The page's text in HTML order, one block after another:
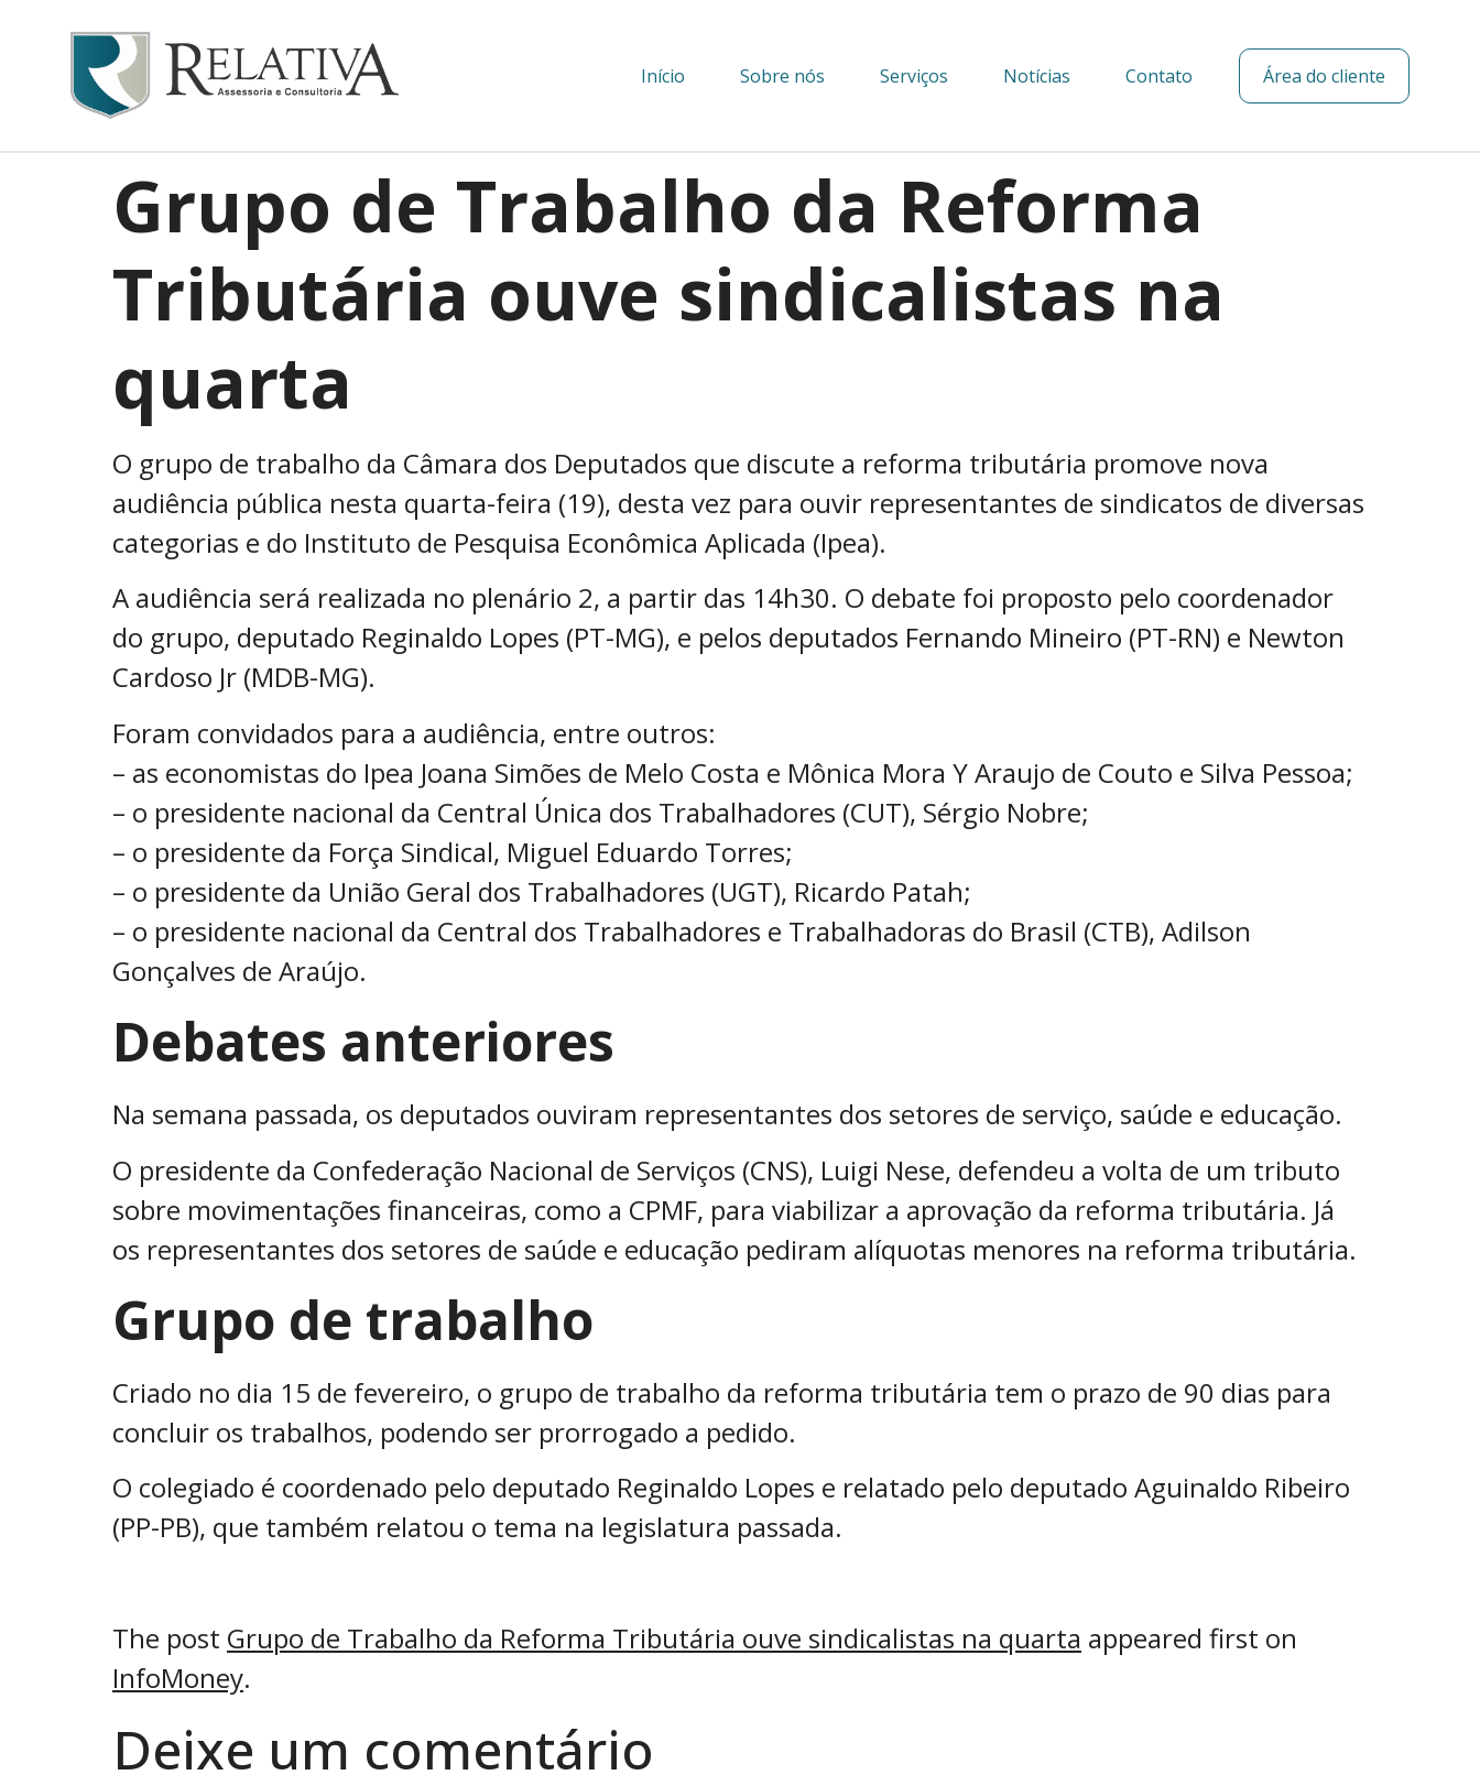
Área do cliente
Início Sobre nós Serviços Notícias Contato
Grupo de Trabalho da Reforma
Tributária ouve sindicalistas na
quarta
O grupo de trabalho da Câmara dos Deputados que discute a reforma tributária promove nova
audiência pública nesta quarta-feira (19), desta vez para ouvir representantes de sindicatos de diversas
categorias e do Instituto de Pesquisa Econômica Aplicada (Ipea).
A audiência será realizada no plenário 2, a partir das 14h30. O debate foi proposto pelo coordenador
do grupo, deputado Reginaldo Lopes (PT-MG), e pelos deputados Fernando Mineiro (PT-RN) e Newton
Cardoso Jr (MDB-MG).
Foram convidados para a audiência, entre outros:
– as economistas do Ipea Joana Simões de Melo Costa e Mônica Mora Y Araujo de Couto e Silva Pessoa;
– o presidente nacional da Central Única dos Trabalhadores (CUT), Sérgio Nobre;
– o presidente da Força Sindical, Miguel Eduardo Torres;
– o presidente da União Geral dos Trabalhadores (UGT), Ricardo Patah;
– o presidente nacional da Central dos Trabalhadores e Trabalhadoras do Brasil (CTB), Adilson
Gonçalves de Araújo.
Debates anteriores
Na semana passada, os deputados ouviram representantes dos setores de serviço, saúde e educação.
O presidente da Confederação Nacional de Serviços (CNS), Luigi Nese, defendeu a volta de um tributo
sobre movimentações financeiras, como a CPMF, para viabilizar a aprovação da reforma tributária. Já
os representantes dos setores de saúde e educação pediram alíquotas menores na reforma tributária.
Grupo de trabalho
Criado no dia 15 de fevereiro, o grupo de trabalho da reforma tributária tem o prazo de 90 dias para
concluir os trabalhos, podendo ser prorrogado a pedido.
O colegiado é coordenado pelo deputado Reginaldo Lopes e relatado pelo deputado Aguinaldo Ribeiro
(PP-PB), que também relatou o tema na legislatura passada.
The post Grupo de Trabalho da Reforma Tributária ouve sindicalistas na quarta appeared first on
InfoMoney.
Deixe um comentário